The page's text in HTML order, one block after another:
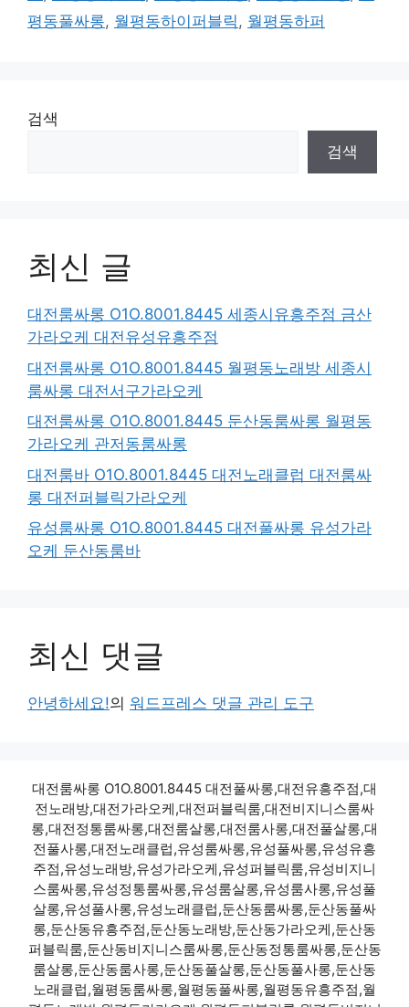
평동풀싸롱, 월평동하이퍼블릭, 월평동하퍼
검색
검색
최신 글
대전룸싸롱 O1O.8001.8445 세종시유흥주점 금산
가라오케 대전유성유흥주점
대전룸싸롱 O1O.8001.8445 월평동노래방 세종시
룸싸롱 대전서구가라오케
대전룸싸롱 O1O.8001.8445 둔산동룸싸롱 월평동
가라오케 관저동룸싸롱
대전룸바 O1O.8001.8445 대전노래클럽 대전룸싸
롱 대전퍼블릭가라오케
유성룸싸롱 O1O.8001.8445 대전풀싸롱 유성가라
오케 둔산동룸바
최신 댓글
안녕하세요!의 워드프레스 댓글 관리 도구
대전룸싸롱 O1O.8001.8445 대전풀싸롱,대전유흥주점,대
전노래방,대전가라오케,대전퍼블릭룸,대전비지니스룸싸
롱,대전정통룸싸롱,대전룸살롱,대전룸사롱,대전풀살롱,대
전풀사롱,대전노래클럽,유성룸싸롱,유성풀싸롱,유성유흥
주점,유성노래방,유성가라오케,유성퍼블릭룸,유성비지니
스룸싸롱,유성정통룸싸롱,유성룸살롱,유성룸사롱,유성풀
살롱,유성풀사롱,유성노래클럽,둔산동룸싸롱,둔산동풀싸
롱,둔산동유흥주점,둔산동노래방,둔산동가라오케,둔산동
퍼블릭룸,둔산동비지니스룸싸롱,둔산동정통룸싸롱,둔산동
룸살롱,둔산동룸사롱,둔산동풀살롱,둔산동풀사롱,둔산동
노래클럽,월평동룸싸롱,월평동풀싸롱,월평동유흥주점,월